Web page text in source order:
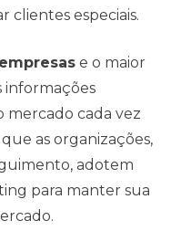
clientes especiais.
empresas e o maior
informações
mercado cada vez
as organizações,
adotem
para manter sua